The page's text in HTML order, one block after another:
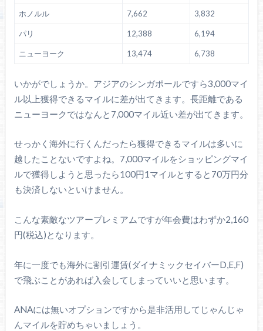
ホノルル 7,662 3,832
パリ 12,388 6,194
ニューヨーク 13,474 6,738
いかがでしょうか。アジアのシンガポールですら3,000マイ
ル以上獲得できるマイルに差が出てきます。長距離である
ニューヨークではなんと7,000マイル近い差が出てきます。
せっかく海外に行くんだったら獲得できるマイルは多いに
越したことないですよね。7,000マイルをショッピングマイ
ルで獲得しようと思ったら100円1マイルとすると70万円分
も決済しないといけません。
こんな素敵なツアープレミアムですが年会費はわずか2,160
円(税込)となります。
年に一度でも海外に割引運賃(ダイナミックセイバーD,E,F)
で飛ぶことがあれば入会してしまっていいと思います。
ANAには無いオプションですから是非活用してじゃんじゃ
んマイルを貯めちゃいましょう。